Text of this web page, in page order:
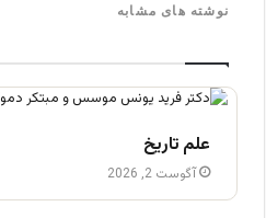
نوشته های مشابه
علم تاریخ
آگوست 2, 2026